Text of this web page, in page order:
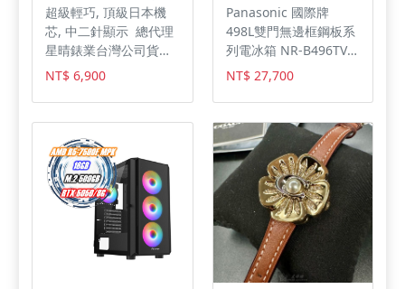
核心 CPU（2 個效能核
心與 4 個節能核心）及
5 核心 GPU（配備神經
網路加速器），具備硬
N1 無線網路晶片，支
援 Wi-Fi 7、藍牙 6、
Thread 網路技術。
Apple Intelligence
Apple iPhone 17 支援
Apple Intelligence 生
成式 AI 應用，除了可以
幫助撰寫優化文句、錄
超級輕巧, 頂級日本機
芯, 中二針顯示 總代理
星晴錶業台灣公司貨，
有保障,
NT$ 6,900
Panasonic 國際牌
498L雙門無邊框鋼板系
列電冰箱 NR-B496TV
快與我們聯絡㊙️㊙️幫您
過件 👍京鑫💘讓你實
現願望😍😍 #先享受後
付款 #家電3C皆可詢問
輕鬆買輕鬆付任選 36
期/24期/12期/6期 萬物
皆可貸 歡迎私訊詢問💬
#京鑫家電通訊行｜ 📲
電話:0905-417-523 ｜
✅ Line： @aa990224
NT$ 27,700